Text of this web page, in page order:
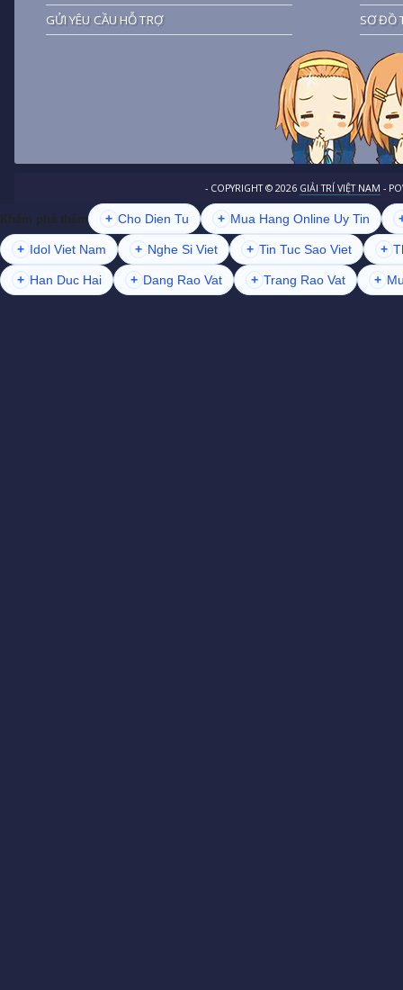
GỬI YÊU CẦU HỖ TRỢ
SƠ ĐỒ
- COPYRIGHT © 2026 GIẢI TRÍ VIỆT NAM -
Khám phá thêm + Cho Dien Tu + Mua Hang Online Uy Tin
+ Idol Viet Nam + Nghe Si Viet + Tin Tuc Sao Viet +
+ Han Duc Hai + Dang Rao Vat + Trang Rao Vat +